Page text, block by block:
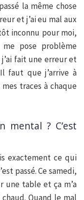
la même chose
et j’ai eu mal aux
inconnu pour moi,
pose problème
fait une erreur et
faut que j’arrive à
traces à chaque
mental ? C’est
exactement ce qui
passé. Ce samedi,
une table et ça m’a
Quand le mal